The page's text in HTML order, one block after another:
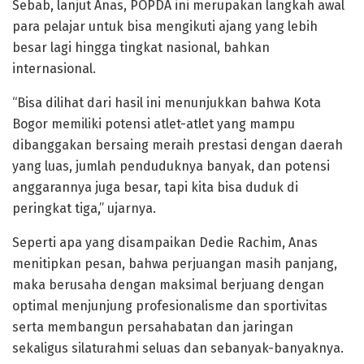
Sebab, lanjut Anas, POPDA ini merupakan langkah awal
para pelajar untuk bisa mengikuti ajang yang lebih
besar lagi hingga tingkat nasional, bahkan
internasional.
“Bisa dilihat dari hasil ini menunjukkan bahwa Kota
Bogor memiliki potensi atlet-atlet yang mampu
dibanggakan bersaing meraih prestasi dengan daerah
yang luas, jumlah penduduknya banyak, dan potensi
anggarannya juga besar, tapi kita bisa duduk di
peringkat tiga,” ujarnya.
Seperti apa yang disampaikan Dedie Rachim, Anas
menitipkan pesan, bahwa perjuangan masih panjang,
maka berusaha dengan maksimal berjuang dengan
optimal menjunjung profesionalisme dan sportivitas
serta membangun persahabatan dan jaringan
sekaligus silaturahmi seluas dan sebanyak-banyaknya.